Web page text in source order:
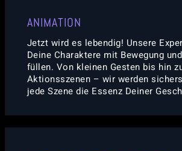
ANIMATION
Jetzt wird es lebendig! Unsere
Deine Charaktere mit Bewegung
füllen. Von kleinen Gesten bis hin
Aktionsszenen – wir werden
jede Szene die Essenz Deiner